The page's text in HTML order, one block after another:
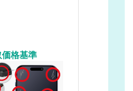
格基準